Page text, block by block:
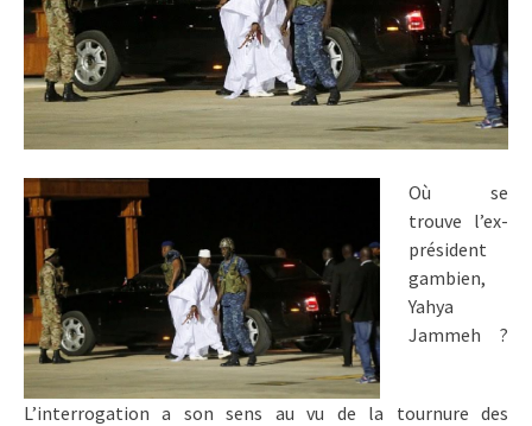
Où se
trouve l’ex-
président
gambien,
Yahya
Jammeh ?
L’interrogation a son sens au vu de la tournure des